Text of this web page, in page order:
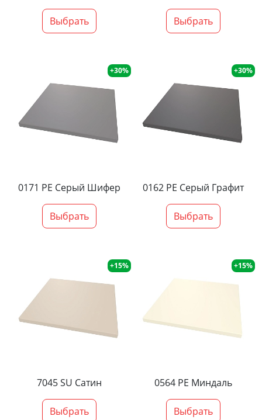
Выбрать Выбрать
+30%
0171 PE Серый Шифер
Выбрать
+30%
0162 PE Серый Графит
Выбрать
+15%
7045 SU Сатин
Выбрать
+15%
0564 PE Миндаль
Выбрать